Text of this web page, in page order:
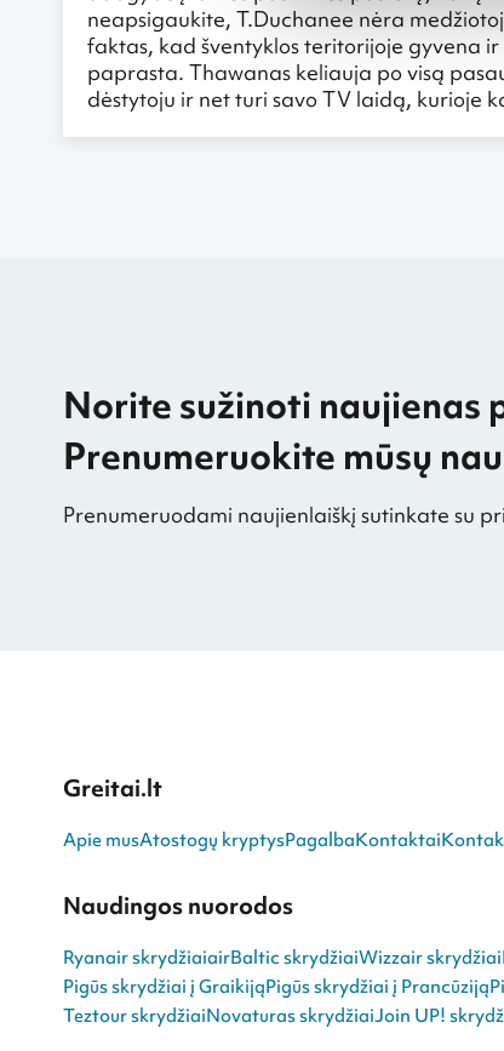
neapsigaukite, T.Duchanee nėra
faktas, kad šventyklos teritorijoje gyvena
paprasta. Thawanas keliauja po visą
dėstytoju ir net turi savo TV laidą, kurioje
Norite sužinoti naujienas
Prenumeruokite mūsų
Prenumeruodami naujienlaiškį sutinkate su
Greitai.lt
Apie musAtostogų kryptysPagalbaKontaktai
Naudingos nuorodos
Ryanair skrydžiaiairBaltic skrydžiaiWizzair skrydžiai
Pigūs skrydžiai į GraikijąPigūs skrydžiai į Prancūziją
Teztour skrydžiaiNovaturas skrydžiaiJoin UP!